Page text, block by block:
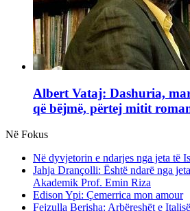
Albert Vataj: Dashuria,
që bëjmë, përtej mitit
Në Fokus
Në dyvjetorin e ndarjes nga jeta të
Jahja Drançolli: Është ndarë nga
Akademik Prof. Emin Riza
Edison Ypi: Çemerrica mon amour
Fejzulla Berisha: Arbëreshët e